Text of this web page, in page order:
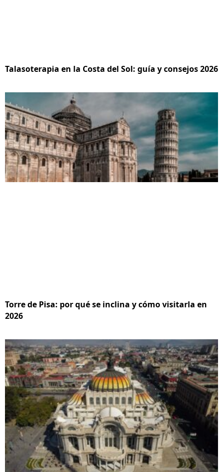
Talasoterapia en la Costa del Sol: guía y consejos 2026
Torre de Pisa: por qué se inclina y cómo visitarla en
2026